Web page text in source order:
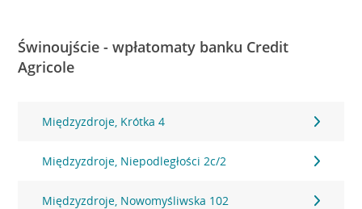
Świnoujście - wpłatomaty banku Credit
Agricole
Międzyzdroje, Krótka 4
Międzyzdroje, Niepodległości 2c/2
Międzyzdroje, Nowomyśliwska 102